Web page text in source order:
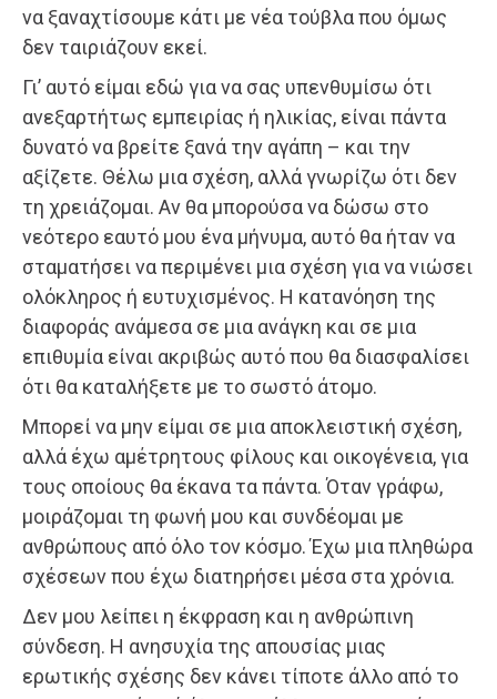
να ξαναχτίσουμε κάτι με νέα τούβλα που όμως
δεν ταιριάζουν εκεί.
Γι’ αυτό είμαι εδώ για να σας υπενθυμίσω ότι
ανεξαρτήτως εμπειρίας ή ηλικίας, είναι πάντα
δυνατό να βρείτε ξανά την αγάπη – και την
αξίζετε. Θέλω μια σχέση, αλλά γνωρίζω ότι δεν
τη χρειάζομαι. Αν θα μπορούσα να δώσω στο
νεότερο εαυτό μου ένα μήνυμα, αυτό θα ήταν να
σταματήσει να περιμένει μια σχέση για να νιώσει
ολόκληρος ή ευτυχισμένος. Η κατανόηση της
διαφοράς ανάμεσα σε μια ανάγκη και σε μια
επιθυμία είναι ακριβώς αυτό που θα διασφαλίσει
ότι θα καταλήξετε με το σωστό άτομο.
Μπορεί να μην είμαι σε μια αποκλειστική σχέση,
αλλά έχω αμέτρητους φίλους και οικογένεια, για
τους οποίους θα έκανα τα πάντα. Όταν γράφω,
μοιράζομαι τη φωνή μου και συνδέομαι με
ανθρώπους από όλο τον κόσμο. Έχω μια πληθώρα
σχέσεων που έχω διατηρήσει μέσα στα χρόνια.
Δεν μου λείπει η έκφραση και η ανθρώπινη
σύνδεση. Η ανησυχία της απουσίας μιας
ερωτικής σχέσης δεν κάνει τίποτε άλλο από το